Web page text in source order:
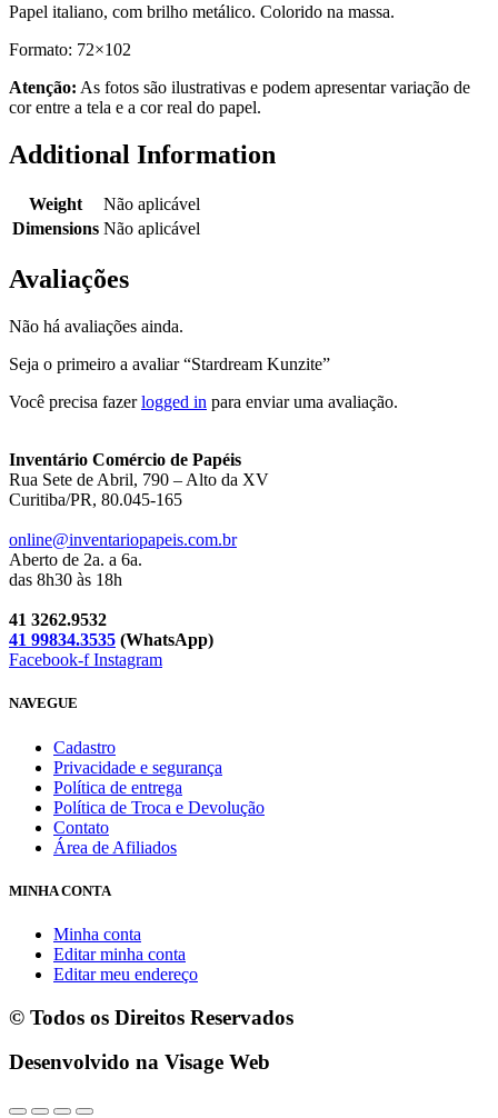
Papel italiano, com brilho metálico. Colorido na massa.
Formato: 72×102
Atenção: As fotos são ilustrativas e podem apresentar variação de
cor entre a tela e a cor real do papel.
Additional Information
Weight
Não aplicável
Dimensions Não aplicável
Avaliações
Não há avaliações ainda.
Seja o primeiro a avaliar “Stardream Kunzite”
Você precisa fazerlogged in para enviar uma avaliação.
Inventário Comércio de Papéis
Rua Sete de Abril, 790 – Alto da XV
Curitiba/PR, 80.045-165
online@inventariopapeis.com.br
Aberto de 2a. a 6a.
das 8h30 às 18h
41 3262.9532
41 99834.3535 (WhatsApp)
Facebook-f Instagram
NAVEGUE
Cadastro
Privacidade e segurança
Política de entrega
Política de Troca e Devolução
Contato
Área de Afiliados
MINHA CONTA
Minha conta
Editar minha conta
Editar meu endereço
© Todos os Direitos Reservados
Desenvolvido na Visage Web